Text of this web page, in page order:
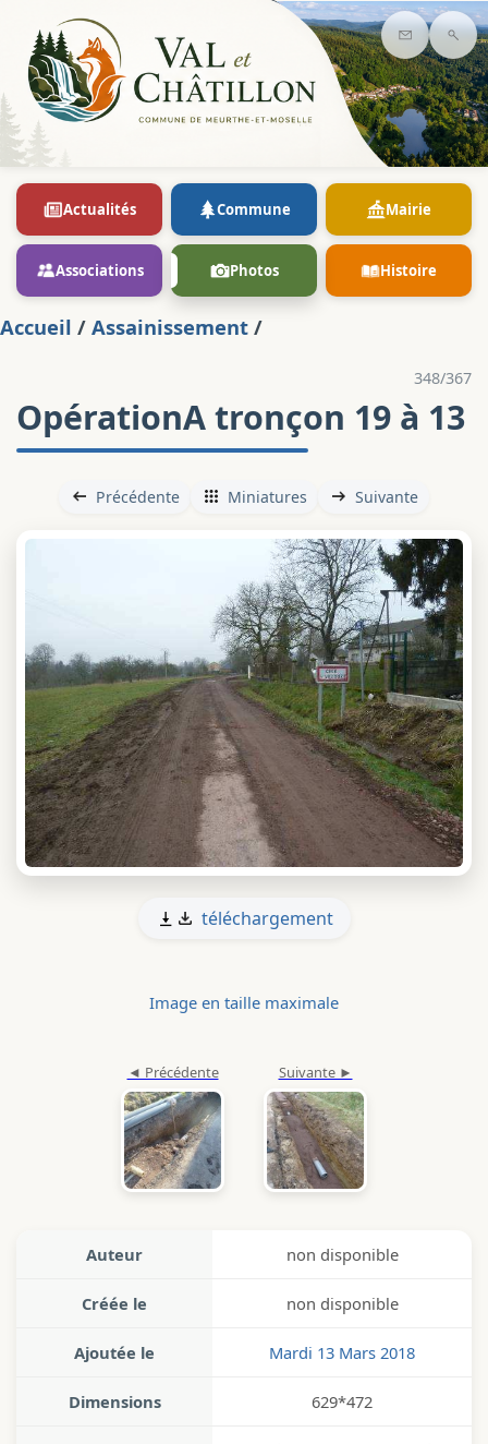
Contact
Actualités Commune Mairie
Associations Photos Histoire
Accueil / Assainissement /
348/367
OpérationA tronçon 19 à 13
Précédente Miniatures Suivante
téléchargement
Image en taille maximale
Auteur non disponible
Créée le non disponible
Ajoutée le Mardi 13 Mars 2018
Dimensions 629*472